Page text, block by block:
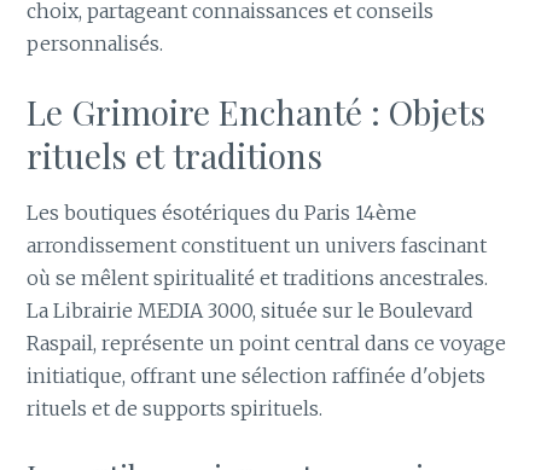
choix, partageant connaissances et conseils
personnalisés.
Le Grimoire Enchanté : Objets
rituels et traditions
Les boutiques ésotériques du Paris 14ème
arrondissement constituent un univers fascinant
où se mêlent spiritualité et traditions ancestrales.
La Librairie MEDIA 3000, située sur le Boulevard
Raspail, représente un point central dans ce voyage
initiatique, offrant une sélection raffinée d'objets
rituels et de supports spirituels.